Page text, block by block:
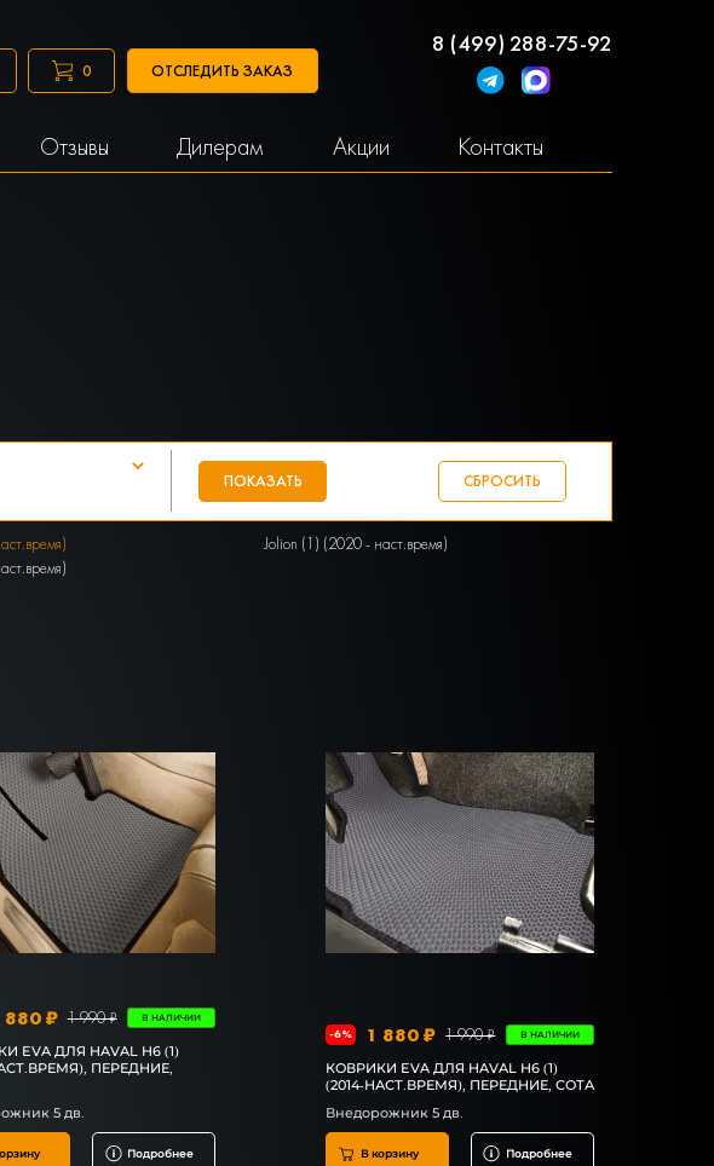
0 ОТСЛЕДИТЬ ЗАКАЗ
8 (499) 288-75-92
Отзывы Дилерам Акции Контакты
Jolion (1) (2020 - наст.время)
880 ₽ 1 990 ₽ В НАЛИЧИИ
EVA ДЛЯ HAVAL H6 (1)
ПЕРЕДНИЕ,
5 дв.
Подробнее
-6% 1 880 ₽ 1 990 ₽ В НАЛИЧИИ
КОВРИКИ EVA ДЛЯ HAVAL H6 (1)
(2014-НАСТ.ВРЕМЯ), ПЕРЕДНИЕ, СОТА
Внедорожник 5 дв.
В корзину Подробнее